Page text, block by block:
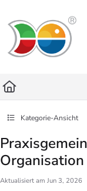
Fetch the complete
Use this file to discover all
Kategorie-Ansicht
Organisation
Aktualisiert am Jun 3, 2026